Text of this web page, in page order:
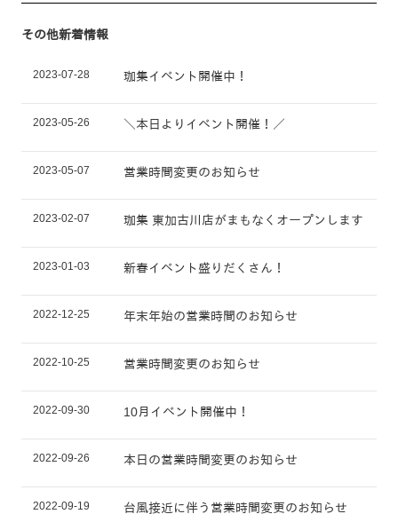
その他新着情報
2023-07-28 珈集イベント開催中！
2023-05-26 ＼本日よりイベント開催！／
2023-05-07 営業時間変更のお知らせ
2023-02-07 珈集 東加古川店がまもなくオープンします
2023-01-03 新春イベント盛りだくさん！
2022-12-25 年末年始の営業時間のお知らせ
2022-10-25 営業時間変更のお知らせ
2022-09-30 10月イベント開催中！
2022-09-26 本日の営業時間変更のお知らせ
2022-09-19 台風接近に伴う営業時間変更のお知らせ